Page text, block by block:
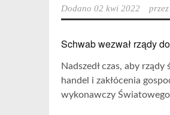
Dodano 02 kwi 2022 przez
Schwab wezwał rządy
Nadszedł czas, aby
handel i zakłócenia
wykonawczy